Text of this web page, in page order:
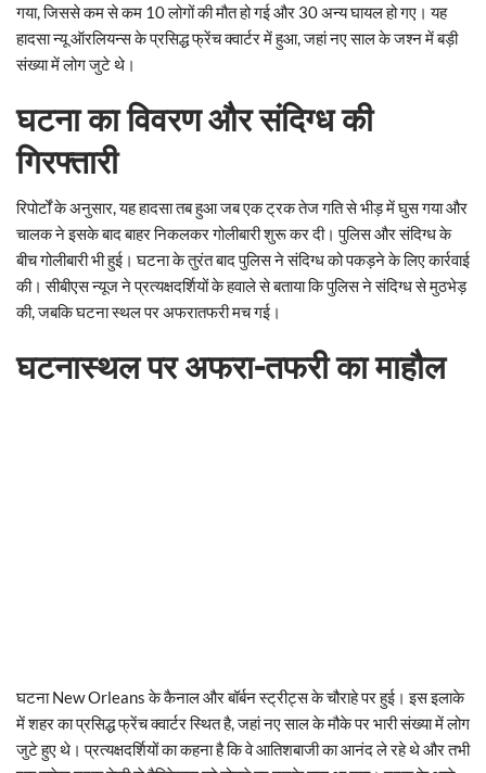
गया, जिससे कम से कम 10 लोगों की मौत हो गई और 30 अन्य घायल हो गए। यह
हादसा न्यू ऑरलियन्स के प्रसिद्ध फ्रेंच क्वार्टर में हुआ, जहां नए साल के जश्न में बड़ी
संख्या में लोग जुटे थे।
घटना का विवरण और संदिग्ध की
गिरफ्तारी
रिपोर्टों के अनुसार, यह हादसा तब हुआ जब एक ट्रक तेज गति से भीड़ में घुस गया और
चालक ने इसके बाद बाहर निकलकर गोलीबारी शुरू कर दी। पुलिस और संदिग्ध के
बीच गोलीबारी भी हुई। घटना के तुरंत बाद पुलिस ने संदिग्ध को पकड़ने के लिए कार्रवाई
की। सीबीएस न्यूज ने प्रत्यक्षदर्शियों के हवाले से बताया कि पुलिस ने संदिग्ध से मुठभेड़
की, जबकि घटना स्थल पर अफरातफरी मच गई।
घटनास्थल पर अफरा-तफरी का माहौल
घटना New Orleans के कैनाल और बॉर्बन स्ट्रीट्स के चौराहे पर हुई। इस इलाके
में शहर का प्रसिद्ध फ्रेंच क्वार्टर स्थित है, जहां नए साल के मौके पर भारी संख्या में लोग
जुटे हुए थे। प्रत्यक्षदर्शियों का कहना है कि वे आतिशबाजी का आनंद ले रहे थे और तभी